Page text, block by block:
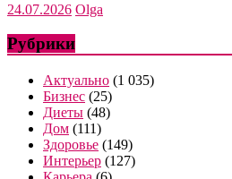
24.07.2026 Olga
Рубрики
Актуально (1 035)
Бизнес (25)
Диеты (48)
Дом (111)
Здоровье (149)
Интерьер (127)